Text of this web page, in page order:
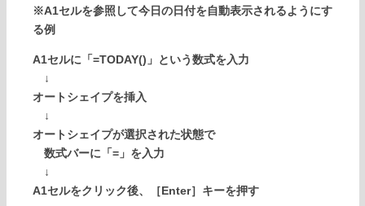
※A1セルを参照して今日の日付を自動表示されるようにす
る例
A1セルに「=TODAY()」という数式を入力
↓
オートシェイプを挿入
↓
オートシェイプが選択された状態で
数式バーに「=」を入力
↓
A1セルをクリック後、［Enter］キーを押す